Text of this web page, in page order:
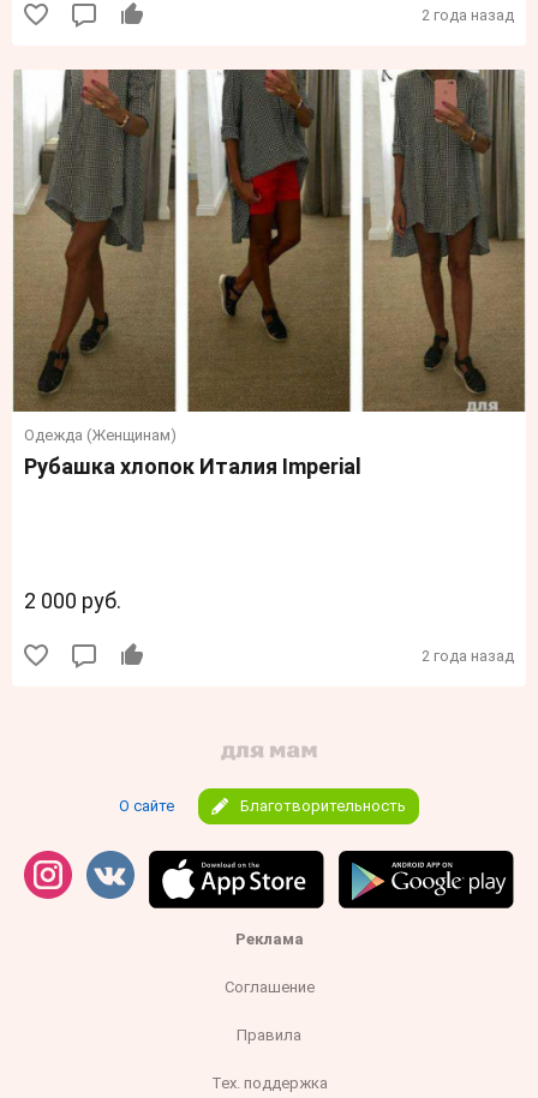
2 года назад
Одежда (Женщинам)
Рубашка хлопок Италия Imperial
2 000 руб.
2 года назад
О сайте Благотворительность
Реклама
Соглашение
Правила
Тех. поддержка